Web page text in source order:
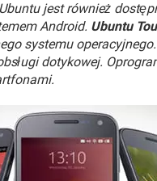
jest również
Android. Ubuntu
systemu
dotykowej.